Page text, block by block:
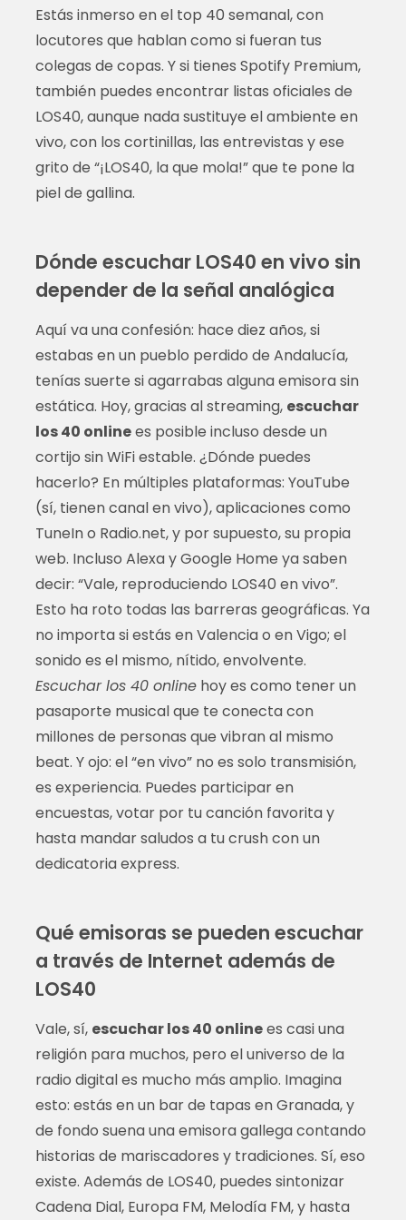
Estás inmerso en el top 40 semanal, con
locutores que hablan como si fueran tus
colegas de copas. Y si tienes Spotify Premium,
también puedes encontrar listas oficiales de
LOS40, aunque nada sustituye el ambiente en
vivo, con los cortinillas, las entrevistas y ese
grito de “¡LOS40, la que mola!” que te pone la
piel de gallina.
Dónde escuchar LOS40 en vivo sin
depender de la señal analógica
Aquí va una confesión: hace diez años, si
estabas en un pueblo perdido de Andalucía,
tenías suerte si agarrabas alguna emisora sin
estática. Hoy, gracias al streaming, escuchar
los 40 onlinees posible incluso desde un
cortijo sin WiFi estable. ¿Dónde puedes
hacerlo? En múltiples plataformas: YouTube
(sí, tienen canal en vivo), aplicaciones como
TuneIn o Radio.net, y por supuesto, su propia
web. Incluso Alexa y Google Home ya saben
decir: “Vale, reproduciendo LOS40 en vivo”.
Esto ha roto todas las barreras geográficas. Ya
no importa si estás en Valencia o en Vigo; el
sonido es el mismo, nítido, envolvente.
Escuchar los 40 onlinehoy es como tener un
pasaporte musical que te conecta con
millones de personas que vibran al mismo
beat. Y ojo: el “en vivo” no es solo transmisión,
es experiencia. Puedes participar en
encuestas, votar por tu canción favorita y
hasta mandar saludos a tu crush con un
dedicatoria express.
Qué emisoras se pueden escuchar
a través de Internet además de
LOS40
Vale, sí, escuchar los 40 onlinees casi una
religión para muchos, pero el universo de la
radio digital es mucho más amplio. Imagina
esto: estás en un bar de tapas en Granada, y
de fondo suena una emisora gallega contando
historias de mariscadores y tradiciones. Sí, eso
existe. Además de LOS40, puedes sintonizar
Cadena Dial, Europa FM, Melodía FM, y hasta